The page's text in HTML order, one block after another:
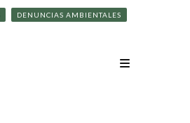
DENUNCIAS AMBIENTALES